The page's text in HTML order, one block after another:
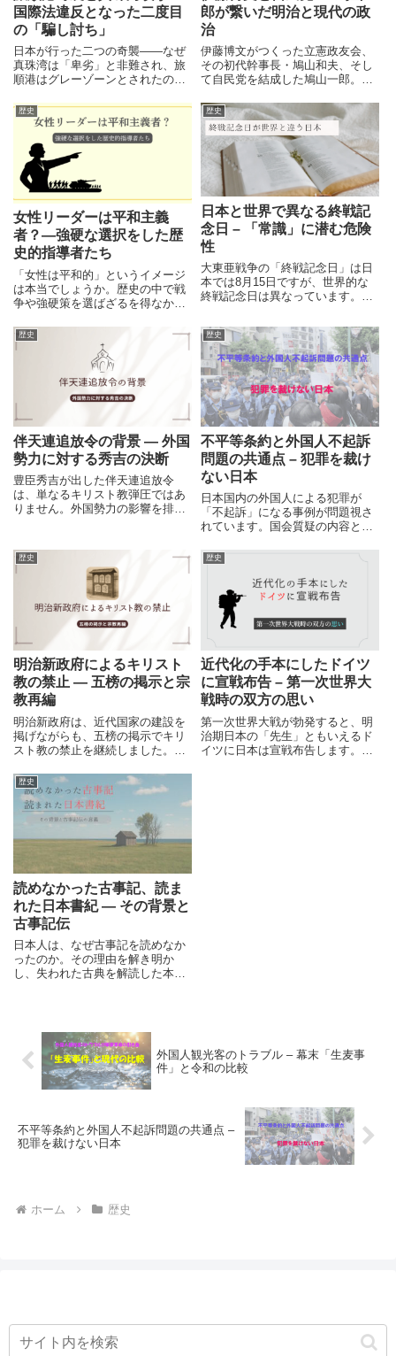
国際法違反となった二度目
の「騙し討ち」
日本が行った二つの奇襲――なぜ
真珠湾は「卑劣」と非難され、旅
順港はグレーゾーンとされたの
説します。
郎が繋いだ明治と現代の政
治
伊藤博文がつくった立憲政友会、
その初代幹事長・鳩山和夫、そし
て自民党を結成した鳩山一郎。明
脈」をたどり、現代政治の背景を
読み解きます。
歴史
女性リーダーは平和主義
者？―強硬な選択をした歴
史的指導者たち
「女性は平和的」というイメージ
は本当でしょうか。歴史の中で戦
争や強硬策を選ばざるを得なかっ
て、固定観念やリーダー像の本質
について考えてみます。
歴史
日本と世界で異なる終戦記
念日 – 「常識」に潜む危険
性
大東亜戦争の「終戦記念日」は日
本では8月15日ですが、世界的な
終戦記念日は異なっています。今
な背景を確認しながら、自分が正
しいと思っている「常識」の中に
潜む危険性について考えてみま
す。
歴史
伴天連追放令の背景 ― 外国
勢力に対する秀吉の決断
豊臣秀吉が出した伴天連追放令
は、単なるキリスト教弾圧ではあ
りません。外国勢力の影響を排除
への示唆を解説します。
歴史
不平等条約と外国人不起訴
問題の共通点 – 犯罪を裁け
ない日本
日本国内の外国人による犯罪が
「不起訴」になる事例が問題視さ
れています。国会質疑の内容と共
権」の共通点についてまとめ、高
まる政治不信について考えます。
歴史
明治新政府によるキリスト
教の禁止 ― 五榜の掲示と宗
教再編
明治新政府は、近代国家の建設を
掲げながらも、五榜の掲示でキリ
スト教の禁止を継続しました。幕
編と、国家が秩序維持のために選
んだ道を解説します。
歴史
近代化の手本にしたドイツ
に宣戦布告 – 第一次世界大
戦時の双方の思い
第一次世界大戦が勃発すると、明
治期日本の「先生」ともいえるド
イツに日本は宣戦布告します。な
歴史
読めなかった古事記、読ま
れた日本書紀 ― その背景と
古事記伝
日本人は、なぜ古事記を読めなか
ったのか。その理由を解き明か
し、失われた古典を解読した本居
外国人観光客のトラブル – 幕末「生麦事
件」と令和の比較
不平等条約と外国人不起訴問題の共通点 –
犯罪を裁けない日本
ホーム 歴史